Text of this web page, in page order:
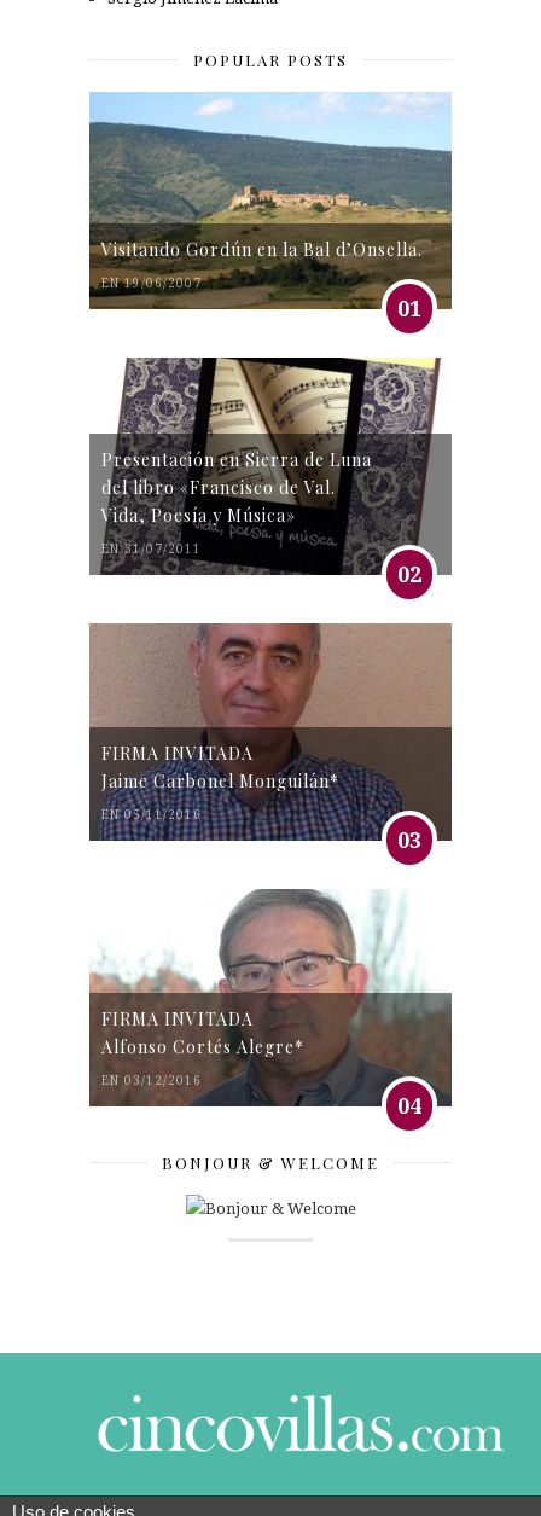
POPULAR POSTS
Visitando Gordún en la Bal d’Onsella.
EN 19/06/2007
01
Presentación en Sierra de Luna
del libro «Francisco de Val.
Vida, Poesía y Música»
EN 31/07/2011
02
FIRMA INVITADA
Jaime Carbonel Monguilán*
EN 05/11/2016
03
FIRMA INVITADA
Alfonso Cortés Alegre*
EN 03/12/2016
04
BONJOUR & WELCOME
Uso de cookies